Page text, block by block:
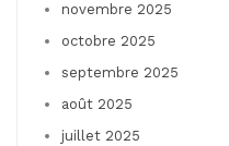
novembre 2025
octobre 2025
septembre 2025
août 2025
juillet 2025